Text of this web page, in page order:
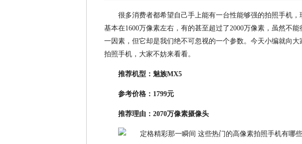
很多消费者都希望自己手上能有一台性能够强的拍照手机
基本在1600万像素左右，有的甚至超过了2000万像素，虽然不
一因素，但它却是我们绝不可忽视的一个参数。今天小编就向
拍照手机，大家不妨来看看。
推荐机型：魅族MX5
参考价格：1799元
推荐理由：2070万像素摄像头